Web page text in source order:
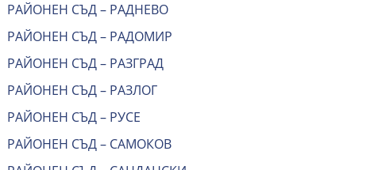
РАЙОНЕН СЪД – РАДНЕВО
РАЙОНЕН СЪД – РАДОМИР
РАЙОНЕН СЪД – РАЗГРАД
РАЙОНЕН СЪД – РАЗЛОГ
РАЙОНЕН СЪД – РУСЕ
РАЙОНЕН СЪД – САМОКОВ